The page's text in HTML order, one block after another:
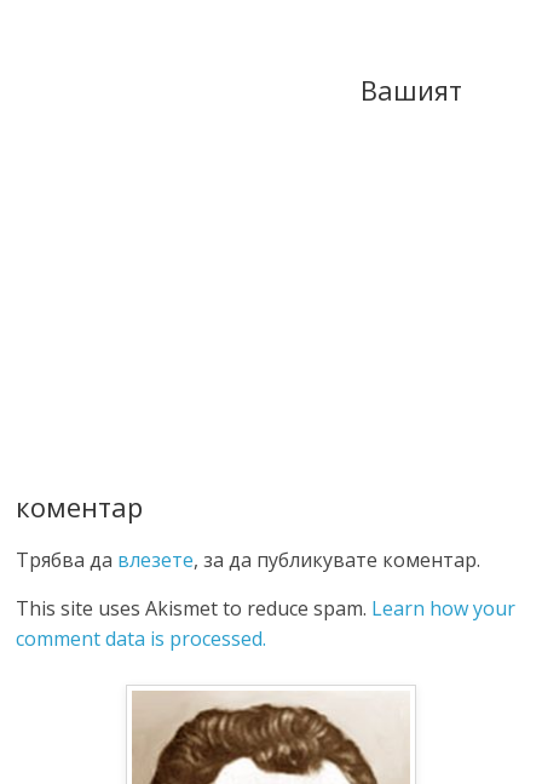
Вашият
коментар
Трябва да влезете, за да публикувате коментар.
This site uses Akismet to reduce spam. Learn how your
comment data is processed.